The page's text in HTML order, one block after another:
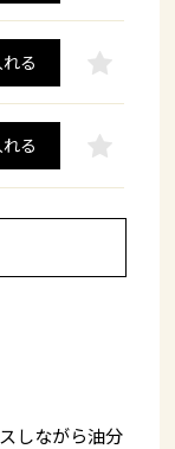
る
る
しながら油分